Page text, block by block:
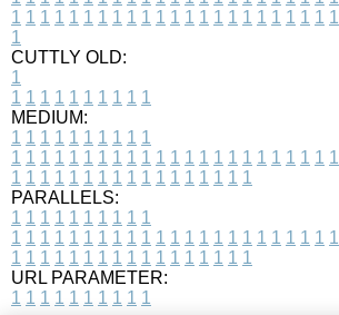
1 1 1 1 1 1 1 1 1 1 1 1 1 1 1 1 1 1 1 1 1 1 1
1
CUTTLY OLD:
1
1 1 1 1 1 1 1 1 1 1
MEDIUM:
1 1 1 1 1 1 1 1 1 1
1 1 1 1 1 1 1 1 1 1 1 1 1 1 1 1 1 1 1 1 1 1 1
1 1 1 1 1 1 1 1 1 1 1 1 1 1 1 1 1
PARALLELS:
1 1 1 1 1 1 1 1 1 1
1 1 1 1 1 1 1 1 1 1 1 1 1 1 1 1 1 1 1 1 1 1 1
1 1 1 1 1 1 1 1 1 1 1 1 1 1 1 1 1
URL PARAMETER:
1 1 1 1 1 1 1 1 1 1